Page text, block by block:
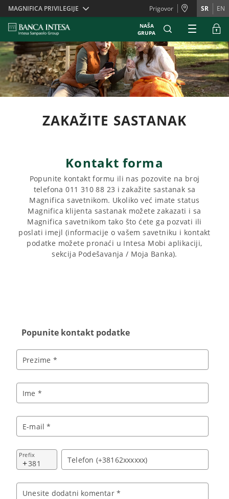
Skiplinks
MAGNIFICA PRIVILEGIJE Prigovor SR EN
NAŠA
GRUPA
ZAKAŽITE SASTANAK
Kontakt forma
Popunite kontakt formu ili nas pozovite na broj
telefona 011 310 88 23 i zakažite sastanak sa
Magnifica savetnikom. Ukoliko već imate status
Magnifica klijenta sastanak možete zakazati i sa
Magnifica savetnikom tako što ćete ga pozvati ili
poslati imejl (informacije o vašem savetniku i kontakt
podatke možete pronaći u Intesa Mobi aplikaciji,
sekcija Podešavanja / Moja Banka).
Popunite kontakt podatke
Prezime *
Ime *
E-mail *
Prefix
+ Telefon (+38162xxxxxx)
Unesite dodatni komentar *